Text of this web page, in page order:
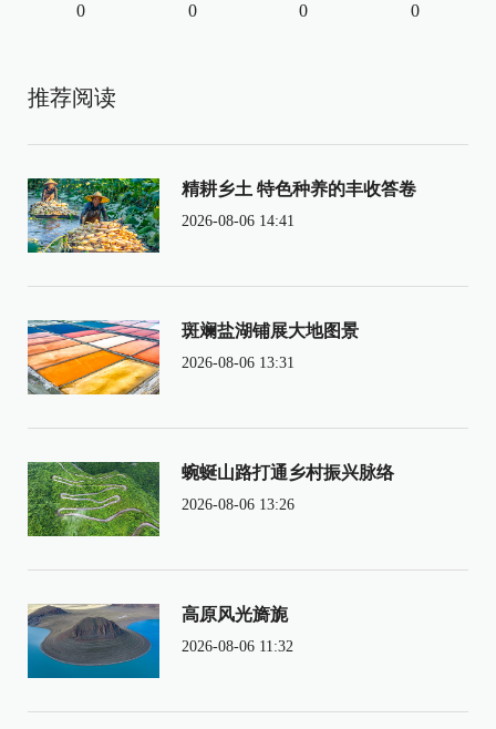
0 0 0 0
推荐阅读
精耕乡土 特色种养的丰收答卷
2026-08-06 14:41
斑斓盐湖铺展大地图景
2026-08-06 13:31
蜿蜒山路打通乡村振兴脉络
2026-08-06 13:26
高原风光旖旎
2026-08-06 11:32